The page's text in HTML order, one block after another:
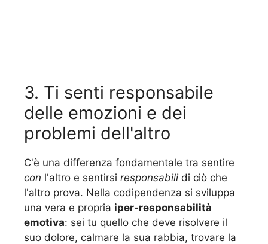
3. Ti senti responsabile
delle emozioni e dei
problemi dell'altro
C'è una differenza fondamentale tra sentire
con l'altro e sentirsi responsabili di ciò che
l'altro prova. Nella codipendenza si sviluppa
una vera e propria iper-responsabilità
emotiva: sei tu quello che deve risolvere il
suo dolore, calmare la sua rabbia, trovare la